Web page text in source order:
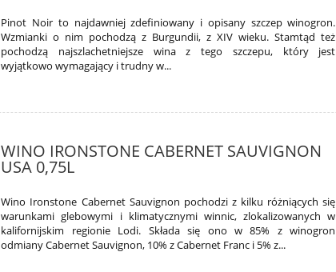
Pinot Noir to najdawniej zdefiniowany i opisany szczep winogron.
Wzmianki o nim pochodzą z Burgundii, z XIV wieku. Stamtąd też
pochodzą najszlachetniejsze wina z tego szczepu, który jest
wyjątkowo wymagający i trudny w...
WINO IRONSTONE CABERNET SAUVIGNON
USA 0,75L
Wino Ironstone Cabernet Sauvignon pochodzi z kilku różniących się
warunkami glebowymi i klimatycznymi winnic, zlokalizowanych w
kalifornijskim regionie Lodi. Składa się ono w 85% z winogron
odmiany Cabernet Sauvignon, 10% z Cabernet Franc i 5% z...